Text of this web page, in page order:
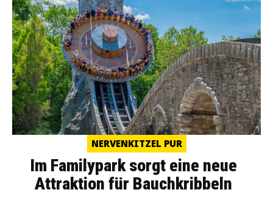
NERVENKITZEL PUR
Im Familypark sorgt eine neue
Attraktion für Bauchkribbeln